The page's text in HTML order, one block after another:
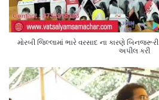
મોરબી જિલ્લામાં ભારે વરસાદ ના કારણે
અપીલ કરી